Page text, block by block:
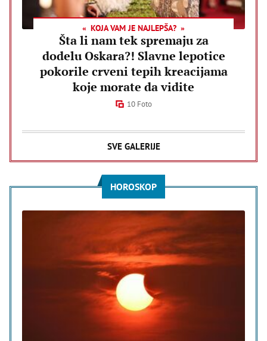
KOJA VAM JE NAJLEPŠA?
Šta li nam tek spremaju za
dodelu Oskara?! Slavne lepotice
pokorile crveni tepih kreacijama
koje morate da vidite
10 Foto
SVE GALERIJE
HOROSKOP